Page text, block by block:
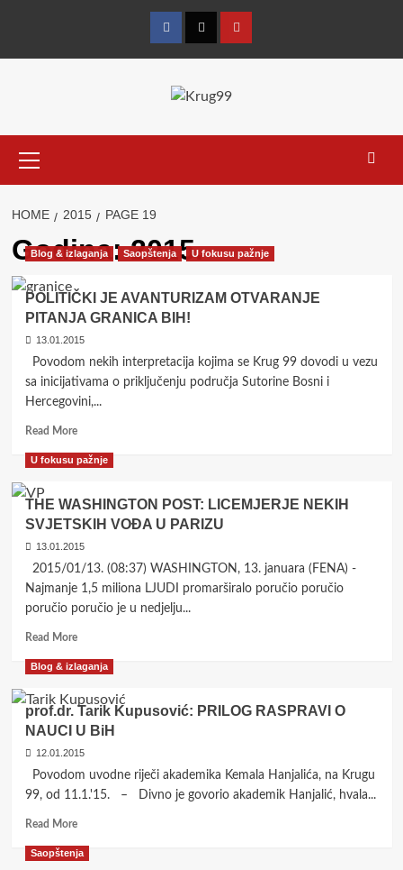
FacebookTwitterYouTube
Menu
HOME 2015 PAGE 19
Godina:2015.
Blog & izlaganja Saopštenja U fokusu pažnje
POLITIČKI JE AVANTURIZAM OTVARANJE
PITANJA GRANICA BIH!
13.01.2015
Povodom nekih interpretacija kojima se Krug 99 dovodi u vezu
sa inicijativama o priključenju područja Sutorine Bosni i
Hercegovini,...
Read MoreRead
about
JE
OTVARANJE
PITANJA
GRANICA
BIH!
U fokusu pažnje
THE WASHINGTON POST: LICEMJERJE NEKIH
SVJETSKIH VOĐA U PARIZU
13.01.2015
2015/01/13. (08:37) WASHINGTON, 13. januara (FENA) -
Najmanje 1,5 miliona LJUDI promarširalo poručio poručio
poručio poručio je u nedjelju...
Read MoreRead
about
WASHINGTON
LICEMJERJE
NEKIH
SVJETSKIH
VOĐA
PARIZU
Blog & izlaganja
prof.dr. Tarik Kupusović: PRILOG RASPRAVI O
NAUCI U BiH
12.01.2015
Povodom uvodne riječi akademika Kemala Hanjalića, na Krugu
99, od 11.1.'15. – Divno je govorio akademik Hanjalić, hvala...
Read MoreRead
about
Saopštenja